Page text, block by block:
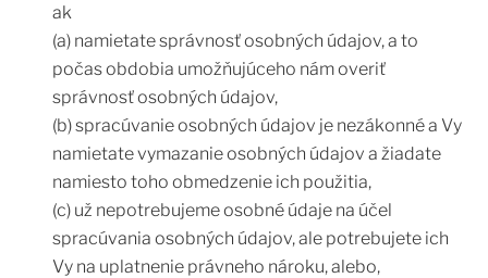
ak
(a) namietate správnosť osobných údajov, a to
počas obdobia umožňujúceho nám overiť
správnosť osobných údajov,
(b) spracúvanie osobných údajov je nezákonné a Vy
namietate vymazanie osobných údajov a žiadate
namiesto toho obmedzenie ich použitia,
(c) už nepotrebujeme osobné údaje na účel
spracúvania osobných údajov, ale potrebujete ich
Vy na uplatnenie právneho nároku, alebo,